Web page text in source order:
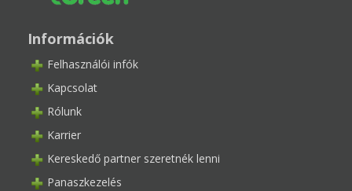
Információk
Felhasználói infók
Kapcsolat
Rólunk
Karrier
Kereskedő partner szeretnék lenni
Panaszkezelés